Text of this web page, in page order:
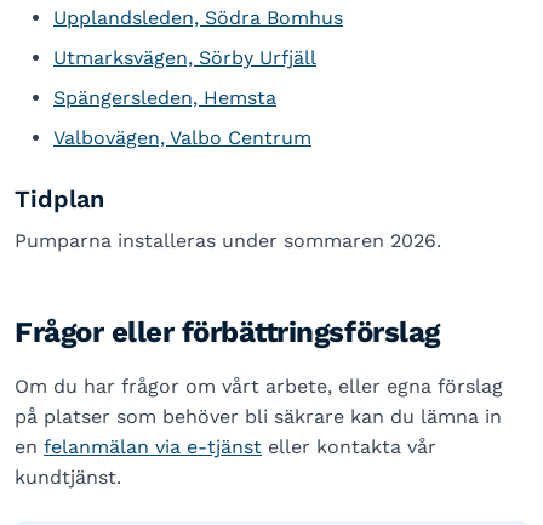
Upplandsleden, Södra Bomhus
Utmarksvägen, Sörby Urfjäll
Spängersleden, Hemsta
Valbovägen, Valbo Centrum
Tidplan
Pumparna installeras under sommaren 2026.
Frågor eller förbättringsförslag
Om du har frågor om vårt arbete, eller egna förslag
på platser som behöver bli säkrare kan du lämna in
en felanmälan via e-tjänst eller kontakta vår
kundtjänst.